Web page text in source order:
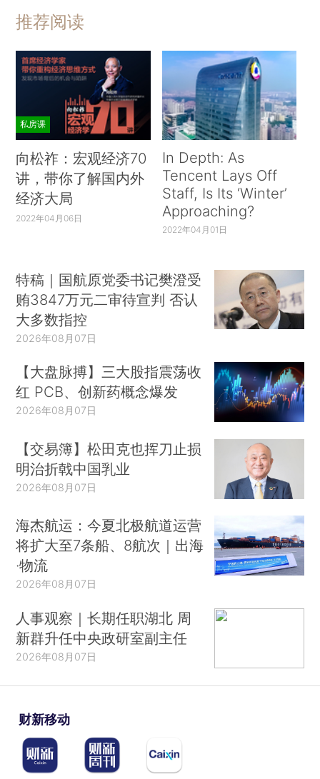
推荐阅读
私房课
向松祚：宏观经济70
讲，带你了解国内外
经济大局
2022年04月06日
In Depth: As
Tencent Lays Off
Staff, Is Its ‘Winter’
Approaching?
2022年04月01日
特稿｜国航原党委书记樊澄受
贿3847万元二审待宣判 否认
大多数指控
2026年08月07日
【大盘脉搏】三大股指震荡收
红 PCB、创新药概念爆发
2026年08月07日
【交易簿】松田克也挥刀止损
明治折戟中国乳业
2026年08月07日
海杰航运：今夏北极航道运营
将扩大至7条船、8航次｜出海
·物流
2026年08月07日
人事观察｜长期任职湖北 周
新群升任中央政研室副主任
2026年08月07日
财新移动